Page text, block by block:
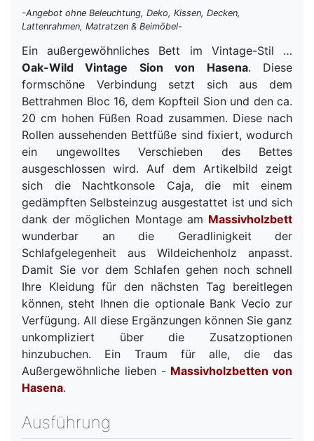
-Angebot ohne Beleuchtung, Deko, Kissen, Decken,
Lattenrahmen, Matratzen & Beimöbel-
Ein außergewöhnliches Bett im Vintage-Stil …
Oak-Wild Vintage Sion von Hasena. Diese
formschöne Verbindung setzt sich aus dem
Bettrahmen Bloc 16, dem Kopfteil Sion und den ca.
20 cm hohen Füßen Road zusammen. Diese nach
Rollen aussehenden Bettfüße sind fixiert, wodurch
ein ungewolltes Verschieben des Bettes
ausgeschlossen wird. Auf dem Artikelbild zeigt
sich die Nachtkonsole Caja, die mit einem
gedämpften Selbsteinzug ausgestattet ist und sich
dank der möglichen Montage am Massivholzbett
wunderbar an die Geradlinigkeit der
Schlafgelegenheit aus Wildeichenholz anpasst.
Damit Sie vor dem Schlafen gehen noch schnell
Ihre Kleidung für den nächsten Tag bereitlegen
können, steht Ihnen die optionale Bank Vecio zur
Verfügung. All diese Ergänzungen können Sie ganz
unkompliziert über die Zusatzoptionen
hinzubuchen. Ein Traum für alle, die das
Außergewöhnliche lieben - Massivholzbetten von
Hasena.
Ausführung